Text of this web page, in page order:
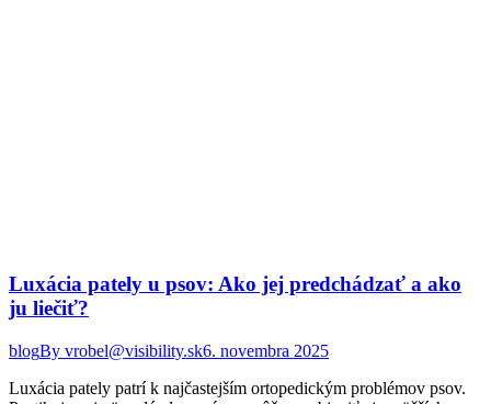
Luxácia pately u psov: Ako jej predchádzať a ako
ju liečiť?
blogBy vrobel@visibility.sk6. novembra 2025
Luxácia pately patrí k najčastejším ortopedickým problémov psov.